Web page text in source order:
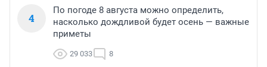
4
По погоде 8 августа можно определить,
насколько дождливой будет осень — важные
приметы
29 033 8